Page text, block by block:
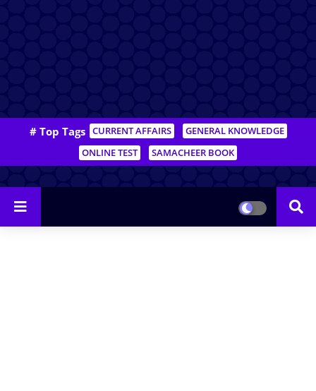
# Top Tags CURRENT AFFAIRS
GENERAL KNOWLEDGE
ONLINE TEST
SAMACHEER BOOK